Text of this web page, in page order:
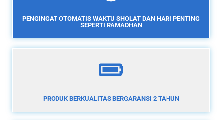
PENGINGAT OTOMATIS WAKTU SHOLAT DAN HARI PENTING
SEPERTI RAMADHAN
PRODUK BERKUALITAS BERGARANSI 2 TAHUN